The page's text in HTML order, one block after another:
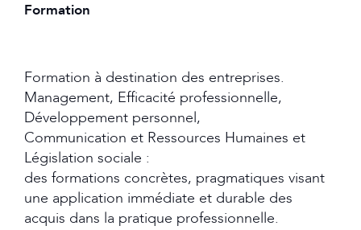
Formation
Formation à destination des entreprises.
Management, Efficacité professionnelle,
Développement personnel,
Communication et Ressources Humaines et
Législation sociale :
des formations concrètes, pragmatiques visant
une application immédiate et durable des
acquis dans la pratique professionnelle.